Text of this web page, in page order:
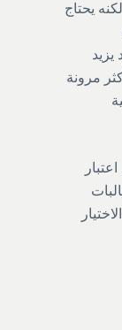
يحتاج
يزيد
مرونة